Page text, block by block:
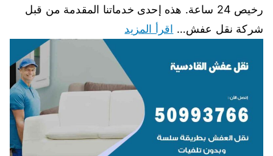
رخيص 24 ساعة. هذه إحدى خدماتنا المقدمة من قبل
شركة نقل عفش… اقرأ المزيد